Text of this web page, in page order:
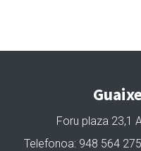
Foru plaza 23,1
Telefonoa: 948 564